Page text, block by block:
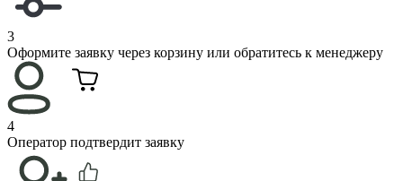
3
Оформите заявку через корзину или обратитесь к менеджеру
4
Оператор подтвердит заявку